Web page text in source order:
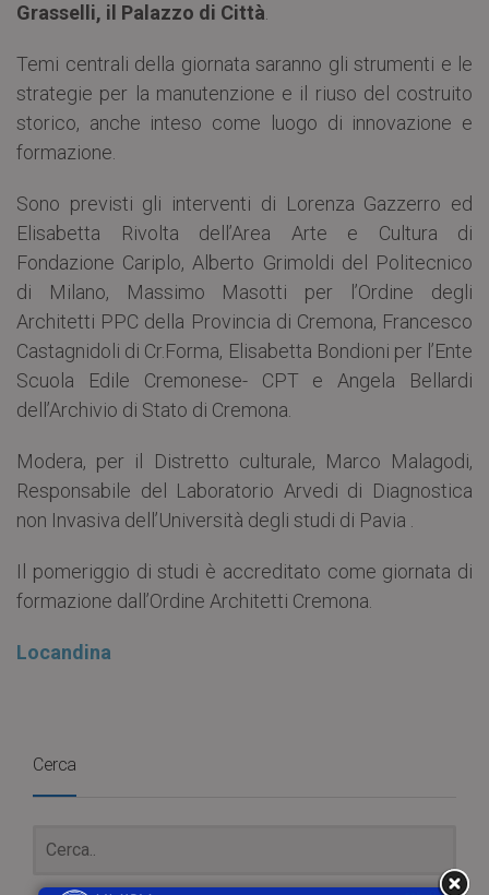
Grasselli, il Palazzo di Città
Temi centrali della giornata saranno gli strumenti e le
strategie per la manutenzione e il riuso del costruito
storico, anche inteso come luogo di innovazione e
formazione.
Sono previsti gli interventi di Lorenza Gazzerro ed
Elisabetta Rivolta dell’Area Arte e Cultura di
Fondazione Cariplo, Alberto Grimoldi del Politecnico
di Milano, Massimo Masotti per l’Ordine degli
Architetti PPC della Provincia di Cremona, Francesco
Castagnidoli di Cr.Forma, Elisabetta Bondioni per l’Ente
Scuola Edile Cremonese- CPT e Angela Bellardi
dell’Archivio di Stato di Cremona.
Modera, per il Distretto culturale, Marco Malagodi,
Responsabile del Laboratorio Arvedi di Diagnostica
non Invasiva dell’Università degli studi di Pavia .
Il pomeriggio di studi è accreditato come giornata di
formazione dall’Ordine Architetti Cremona.
Locandina
Cerca